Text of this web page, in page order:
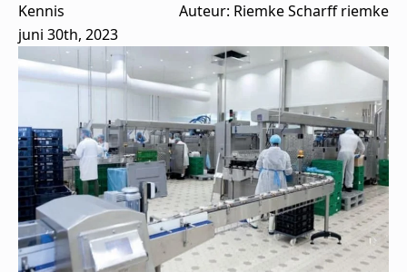
Kennis
juni 30th, 2023
Auteur: Riemke Scharff riemke